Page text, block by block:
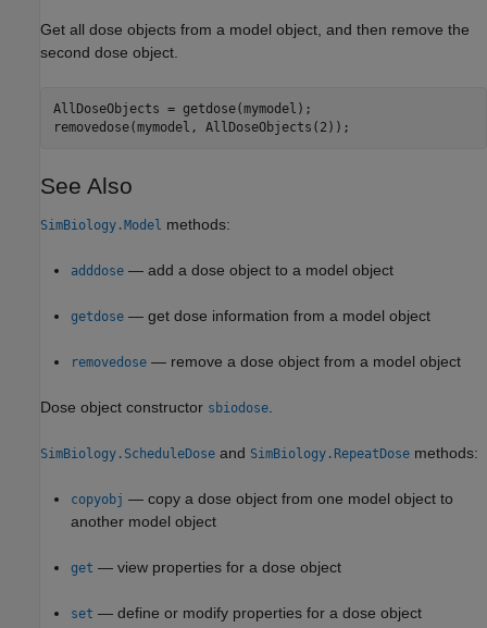
Get all dose objects from a model object, and then remove the
second dose object.
AllDoseObjects = getdose(mymodel);
See Also
SimBiology.Model methods:
adddose — add a dose object to a model object
getdose — get dose information from a model object
removedose — remove a dose object from a model object
Dose object constructor sbiodose
SimBiology.ScheduleDose and SimBiology.RepeatDose methods:
copyobj — copy a dose object from one model object to
another model object
get — view properties for a dose object
set — define or modify properties for a dose object